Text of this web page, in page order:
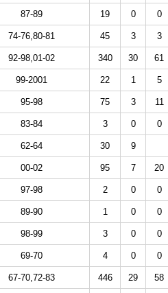
87-89 19 0 0
74-76,80-81 45 3 3
92-98,01-02 340 30 61
99-2001 22 1 5
95-98 75 3 11
83-84 3 0 0
62-64 30 9
00-02 95 7 20
97-98 2 0 0
89-90 1 0 0
98-99 3 0 0
69-70 4 0 0
67-70,72-83 446 29 58